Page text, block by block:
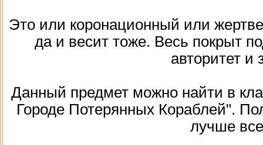
Это или коронационный или
да и весит тоже. Весь покрыт
авторитет и
Данный предмет можно найти в
Городе Потерянных Кораблей".
лучше